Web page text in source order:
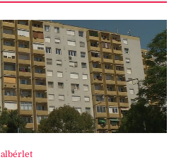
albérlet